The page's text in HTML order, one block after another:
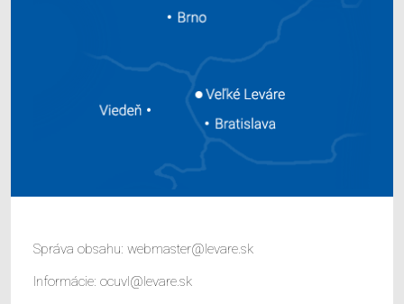
Správa obsahu: webmaster@levare.sk
Informácie: ocuvl@levare.sk